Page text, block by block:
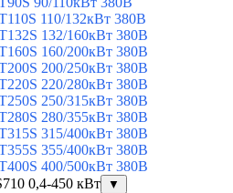
110/132кВт 380В
132/160кВт 380В
160/200кВт 380В
200/250кВт 380В
220/280кВт 380В
250/315кВт 380В
280/355кВт 380В
315/400кВт 380В
355/400кВт 380В
400/500кВт 380В
0,4-450 кВт
▼